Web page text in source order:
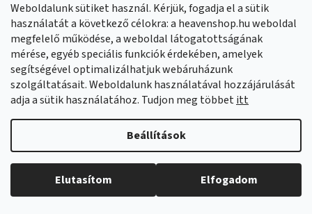
Weboldalunk sütiket használ. Kérjük, fogadja el a sütik
használatát a következő célokra: a heavenshop.hu weboldal
megfelelő működése, a weboldal látogatottságának
mérése, egyéb speciális funkciók érdekében, amelyek
segítségével optimalizálhatjuk webáruházunk
szolgáltatásait. Weboldalunk használatával hozzájárulását
adja a sütik használatához. Tudjon meg többetitt
Beállítások
Elutasítom Elfogadom
rozsdamentes acél
rozsdamentes